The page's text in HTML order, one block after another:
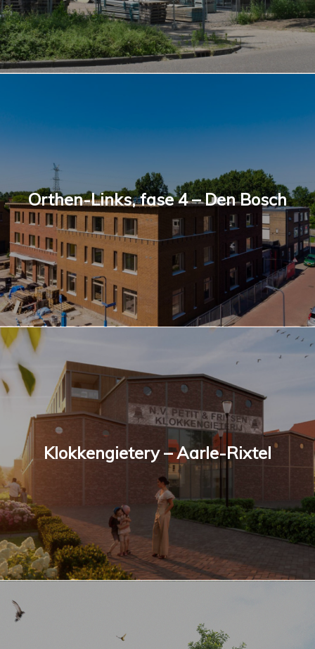
Orthen-Links, fase 4 – Den Bosch
Klokkengietery – Aarle-Rixtel